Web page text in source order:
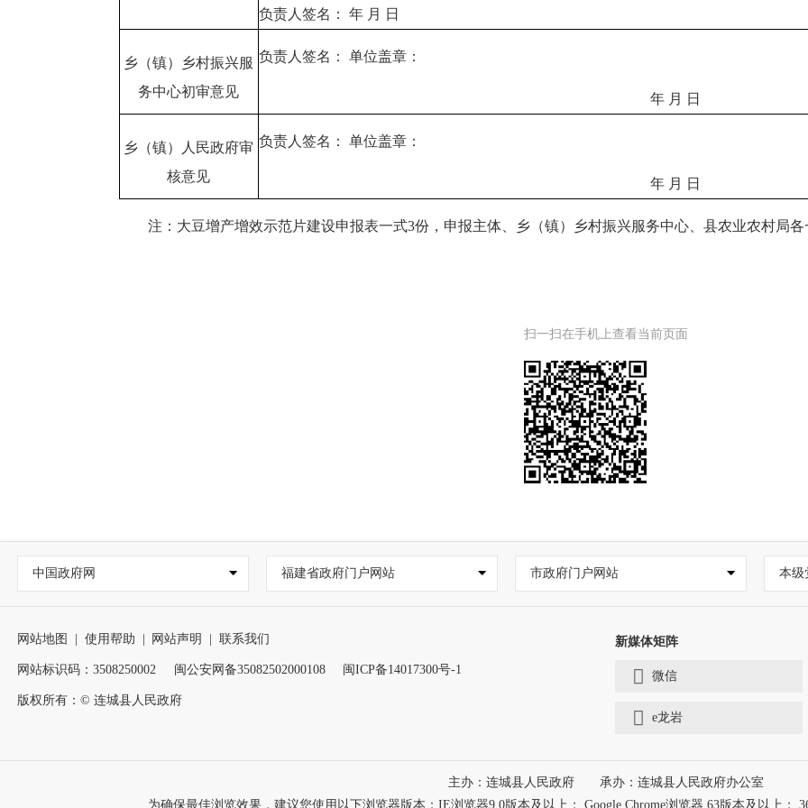
负责人签名： 年 月 日
乡（镇）乡村振兴服
务中心初审意见
负责人签名： 单位盖章：
年 月 日
乡（镇）人民政府审
核意见
负责人签名： 单位盖章：
年 月 日
注：大豆增产增效示范片建设申报表一式3份，申报主体、乡（镇）乡村振兴服务中心、县农业农村局各
扫一扫在手机上查看当前页面
中国政府网 福建省政府门户网站 市政府门户网站 本级
网站地图 使用帮助 网站声明 联系我们
网站标识码：3508250002 闽公安网备35082502000108 闽ICP备14017300号-1
版权所有：© 连城县人民政府
新媒体矩阵
微信
e龙岩
主办：连城县人民政府
承办：连城县人民政府办公室
为确保最佳浏览效果，建议您使用以下浏览器版本：IE浏览器9.0版本及以上； Google Chrome浏览器 63版本及以上；